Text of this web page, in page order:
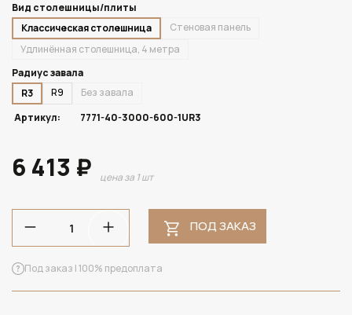
Вид столешницы/плиты
Классическая столешница
Стеновая панель
Удлинённая столешница, 4 метра
Радиус завала
R3
R9
Без завала
Артикул:
7771-40-3000-600-1UR3
6 413 ₽ цена за 1 шт
ПОД ЗАКАЗ
Под заказ | 100% предоплата